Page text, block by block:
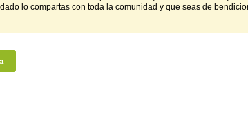
lo compartas con toda la comunidad y que seas de